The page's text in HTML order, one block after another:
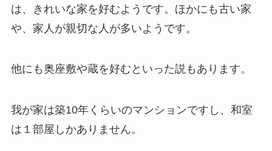
は、きれいな家を好むようです。ほかにも古い家
や、家人が親切な人が多いようです。
他にも奥座敷や蔵を好むといった説もあります。
我が家は築10年くらいのマンションですし、和室
は１部屋しかありません。